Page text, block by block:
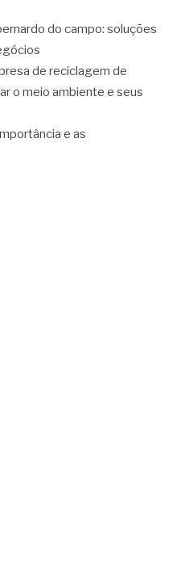
do campo: soluções
de reciclagem de
o meio ambiente e seus
e as